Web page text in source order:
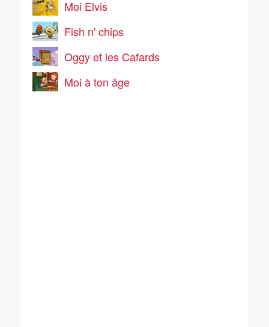
Moi Elvis
Fish n' chips
Oggy et les Cafards
Moi à ton âge